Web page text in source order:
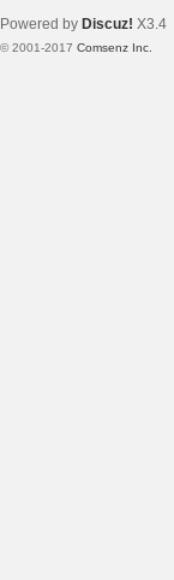
Powered by Discuz! X3.4
© 2001-2017 Comsenz Inc.